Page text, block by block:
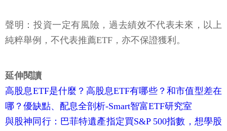
聲明：投資一定有風險，過去績效不代表未來，以上
純粹舉例，不代表推薦ETF，亦不保證獲利。
延伸閱讀
高股息ETF是什麼？高股息ETF有哪些？和市值型差在
哪？優缺點、配息全剖析-Smart智富ETF研究室
與股神同行：巴菲特遺產指定買S&P 500指數，想學股